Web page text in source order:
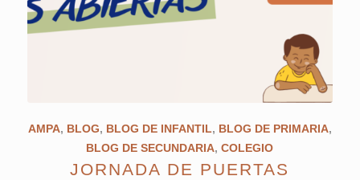
AMPA, BLOG, BLOG DE INFANTIL, BLOG DE PRIMARIA,
BLOG DE SECUNDARIA,COLEGIO
JORNADA DE PUERTAS